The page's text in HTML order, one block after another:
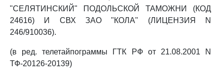
"СЕЛЯТИНСКИЙ" ПОДОЛЬСКОЙ ТАМОЖНИ (КОД
24616) И СВХ ЗАО "КОЛА" (ЛИЦЕНЗИЯ N
246/910036).
(в ред. телетайпограммы ГТК РФ от 21.08.2001 N
ТФ-20126-20139)